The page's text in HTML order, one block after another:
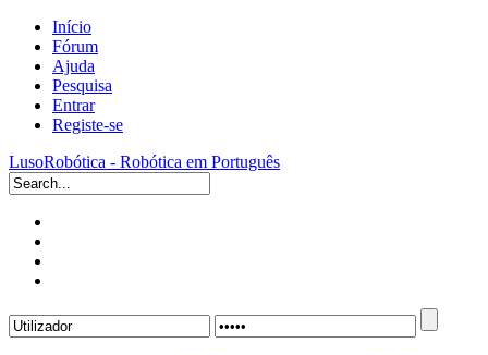
Início
Fórum
Ajuda
Pesquisa
Entrar
Registe-se
LusoRobótica - Robótica em Português